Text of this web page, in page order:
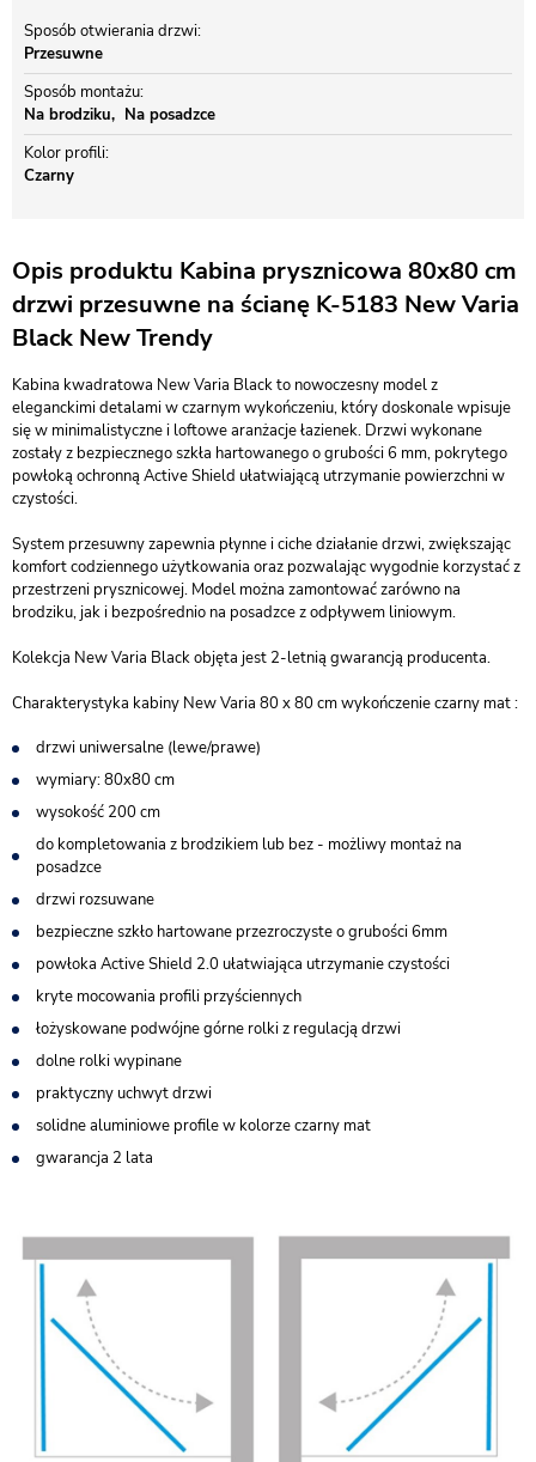
Sposób otwierania drzwi
Przesuwne
Sposób montażu
Na brodziku
Na posadzce
Kolor profili
Czarny
Opis produktu Kabina prysznicowa 80x80 cm
drzwi przesuwne na ścianę K-5183 New Varia
Black New Trendy
Kabina kwadratowa New Varia Black to nowoczesny model z
eleganckimi detalami w czarnym wykończeniu, który doskonale wpisuje
się w minimalistyczne i loftowe aranżacje łazienek. Drzwi wykonane
zostały z bezpiecznego szkła hartowanego o grubości 6 mm, pokrytego
powłoką ochronną Active Shield ułatwiającą utrzymanie powierzchni w
czystości.
System przesuwny zapewnia płynne i ciche działanie drzwi, zwiększając
komfort codziennego użytkowania oraz pozwalając wygodnie korzystać z
przestrzeni prysznicowej. Model można zamontować zarówno na
brodziku, jak i bezpośrednio na posadzce z odpływem liniowym.
Kolekcja New Varia Black objęta jest 2-letnią gwarancją producenta.
Charakterystyka kabiny New Varia 80 x 80 cm wykończenie czarny mat :
drzwi uniwersalne (lewe/prawe)
wymiary: 80x80 cm
wysokość 200 cm
do kompletowania z brodzikiem lub bez - możliwy montaż na
posadzce
drzwi rozsuwane
bezpieczne szkło hartowane przezroczyste o grubości 6mm
powłoka Active Shield 2.0 ułatwiająca utrzymanie czystości
kryte mocowania profili przyściennych
łożyskowane podwójne górne rolki z regulacją drzwi
dolne rolki wypinane
praktyczny uchwyt drzwi
solidne aluminiowe profile w kolorze czarny mat
gwarancja 2 lata